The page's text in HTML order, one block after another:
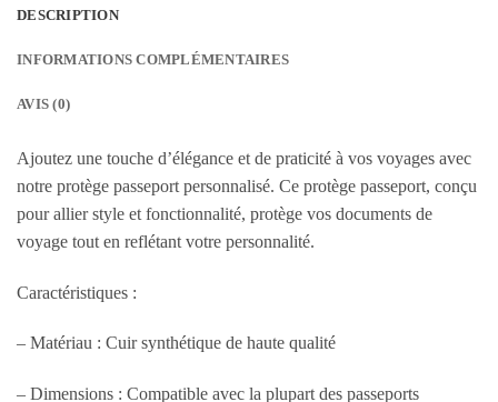
DESCRIPTION
INFORMATIONS COMPLÉMENTAIRES
AVIS (0)
Ajoutez une touche d’élégance et de praticité à vos voyages avec
notre protège passeport personnalisé. Ce protège passeport, conçu
pour allier style et fonctionnalité, protège vos documents de
voyage tout en reflétant votre personnalité.
Caractéristiques :
– Matériau : Cuir synthétique de haute qualité
– Dimensions : Compatible avec la plupart des passeports